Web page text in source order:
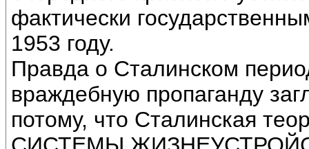
фактически
1953 году.
Правда о Сталинском
враждебную пропаганду
потому, что Сталинская